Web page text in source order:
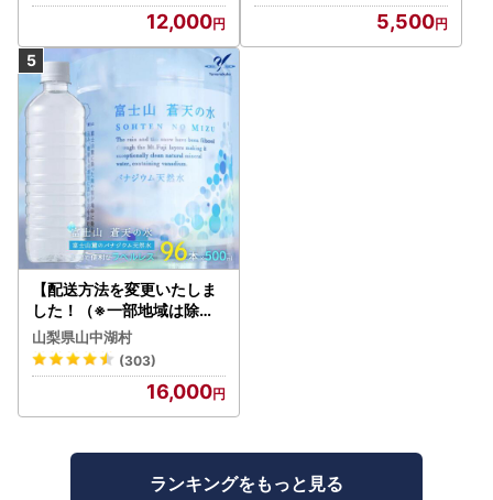
12,000 5,500
【配送方法を変更いたしま
した！（※一部地域は除く
）】＜ラベルレス＞富士山
蒼天の水 500ml×96本（４
ケース）YC001
山梨県山中湖村
(303)
16,000
ランキングをもっと見る